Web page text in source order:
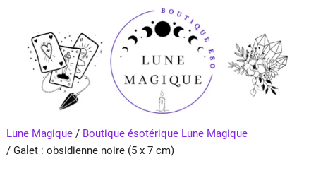
content
Lune Magique/ Boutique ésotérique Lune Magique
/ Galet : obsidienne noire (5 x 7 cm)